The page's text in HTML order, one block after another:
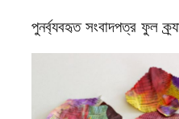
পুনর্ব্যবহৃত সংবাদপত্র ফুল